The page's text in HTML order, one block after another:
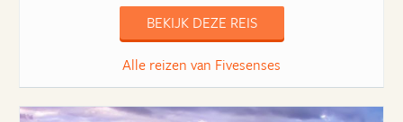
BEKIJK DEZE REIS
Alle reizen van Fivesenses